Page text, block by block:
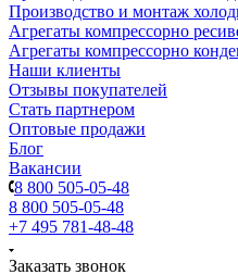
Производство и монтаж
Агрегаты компрессорно
Агрегаты компрессорно
Наши клиенты
Отзывы покупателей
Стать партнером
Оптовые продажи
Блог
Вакансии
8 800 505-05-48
8 800 505-05-48
+7 495 781-48-48
Заказать звонок